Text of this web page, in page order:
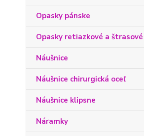
Opasky pánske
Opasky retiazkové a štrasové
Náušnice
Náušnice chirurgická oceľ
Náušnice klipsne
Náramky